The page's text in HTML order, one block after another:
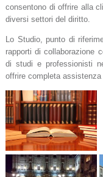
consentono di offrire alla
diversi settori del diritto.
Lo Studio, punto di
rapporti di collaborazione
di studi e professionisti
offrire completa assistenza